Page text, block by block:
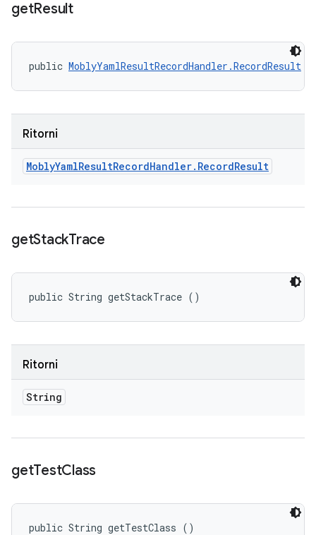
getResult
public MoblyYamlResultRecordHandler.RecordResult
Ritorni
MoblyYamlResultRecordHandler. RecordResult
getStackTrace
public String getStackTrace ()
Ritorni
String
getTestClass
public String getTestClass ()